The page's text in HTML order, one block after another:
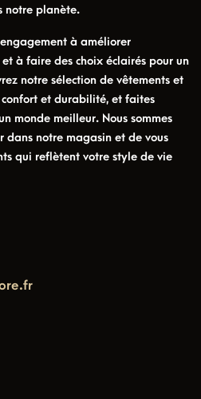
notre planète.
à améliorer
à faire des choix éclairés pour un
notre sélection de vêtements et
et durabilité, et faites
monde meilleur. Nous sommes
dans notre magasin et de vous
qui reflètent votre style de vie